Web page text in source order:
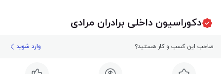
دکوراسیون داخلی برادران مرادی
صاحب این کسب و کار هستید؟ وارد شوید